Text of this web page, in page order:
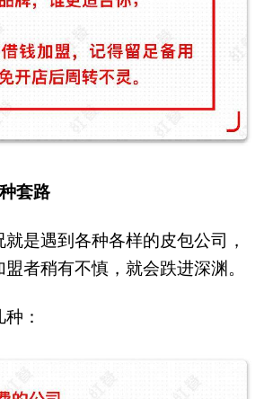
套路
是遇到各种各样的皮包公司，
者稍有不慎，就会跌进深渊。
：